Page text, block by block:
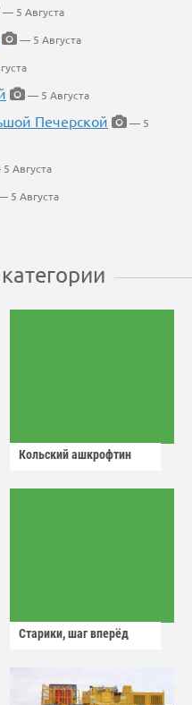
— 5 Августа
— 5 Августа
— 5 Августа
Печерской
— 5
Августа
5 Августа
Кольский ашкрофтин
Старики, шаг вперёд